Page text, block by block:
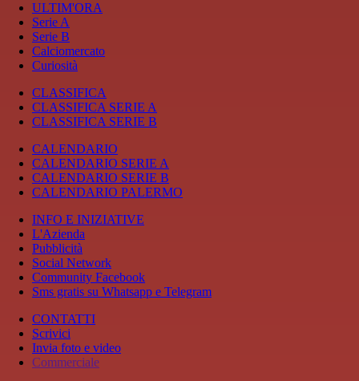
ULTIM'ORA
Serie A
Serie B
Calciomercato
Curiosità
CLASSIFICA
CLASSIFICA SERIE A
CLASSIFICA SERIE B
CALENDARIO
CALENDARIO SERIE A
CALENDARIO SERIE B
CALENDARIO PALERMO
INFO E INIZIATIVE
L'Azienda
Pubblicità
Social Network
Community Facebook
Sms gratis su Whatsapp e Telegram
CONTATTI
Scrivici
Invia foto e video
Commerciale